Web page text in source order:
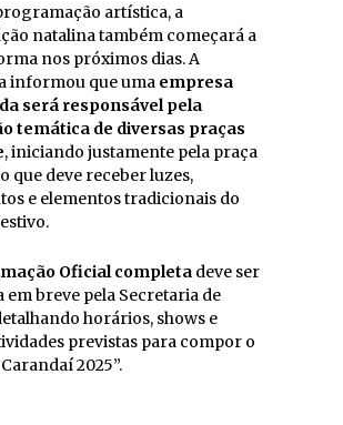
artística, a
natalina também começará a
nos próximos dias. A
informou que uma empresa
será responsável pela
temática de diversas praças
, iniciando justamente pela praça
que deve receber luzes,
e elementos tradicionais do
Oficial completa deve ser
em breve pela Secretaria de
horários, shows e
previstas para compor o
2025”.